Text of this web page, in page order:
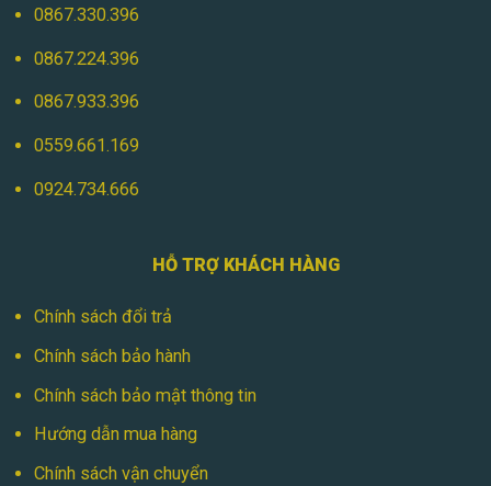
0867.330.396
0867.224.396
0867.933.396
0559.661.169
0924.734.666
HỖ TRỢ KHÁCH HÀNG
Chính sách đổi trả
Chính sách bảo hành
Chính sách bảo mật thông tin
Hướng dẫn mua hàng
Chính sách vận chuyển